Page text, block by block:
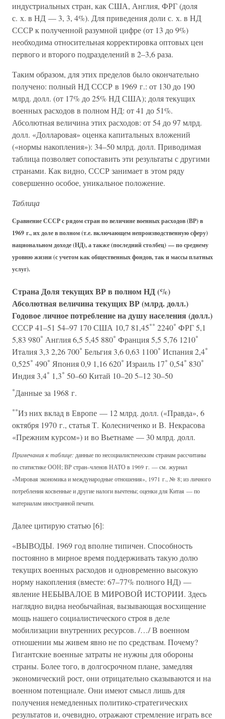
индустриальных стран, как США, Англия, ФРГ (доля
с. х. в НД — 3, 3, 4%). Для приведения доли с. х. в НД
СССР к полученной разумной цифре (от 13 до 9%)
необходима относительная корректировка оптовых цен
первого и второго подразделений в 2–3,6 раза.
Таким образом, для этих пределов было окончательно
получено: полный НД СССР в 1969 г.: от 130 до 190
млрд. долл. (от 17% до 25% НД США); доля текущих
военных расходов в полном НД: от 41 до 51%.
Абсолютная величина этих расходов: от 54 до 97 млрд.
долл. «Долларовая» оценка капитальных вложений
(«нормы накопления»): 34–50 млрд. долл. Приводимая
таблица позволяет сопоставить эти результаты с другими
странами. Как видно, СССР занимает в этом ряду
совершенно особое, уникальное положение.
Таблица
Сравнение СССР с рядом стран по величине военных расходов (ВР) в
1969 г., их доле в полном (т.е. включающем непроизводственную сферу)
национальном доходе (НД), а также (последний столбец) — по среднему
уровню жизни (с учетом как общественных фондов, так и массы платных
услуг).
СтранаДоля текущих ВР в полном НД (%)
Абсолютная величина текущих ВР (млрд. долл.)
Годовое личное потребление на душу населения (долл.)
СССР 41–51 54–97 170 США 10,7 81,45** 2240* ФРГ 5,1
5,83 980* Англия 6,5 5,45 880* Франция 5,5 5,76 1210*
Италия 3,3 2,26 700* Бельгия 3,6 0,63 1100* Испания 2,4*
0,525* 490* Япония 0,9 1,16 620* Израиль 17* 0,54* 830*
Индия 3,4* 1,3* 50–60 Китай 10–20 5–12 30–50
*Данные за 1968 г.
**Из них вклад в Европе — 12 млрд. долл. («Правда», 6
октября 1970 г., статья Т. Колесниченко и В. Некрасова
«Прежним курсом») и во Вьетнаме — 30 млрд. долл.
Примечания к таблице: данные по несоциалистическим странам рассчитаны
по статистике ООН; ВР стран–членов НАТО в 1969 г. — см. журнал
«Мировая экономика и международные отношения», 1971 г., № 8; из личного
потребления косвенные и другие налоги вычтены; оценки для Китая — по
материалам иностранной печати.
Далее цитирую статью [6]:
«ВЫВОДЫ. 1969 год вполне типичен. Способность
постоянно в мирное время поддерживать такую долю
текущих военных расходов и одновременно высокую
норму накопления (вместе: 67–77% полного НД) —
явление НЕБЫВАЛОЕ В МИРОВОЙ ИСТОРИИ. Здесь
наглядно видна необычайная, вызывающая восхищение
мощь нашего социалистического строя в деле
мобилизации внутренних ресурсов. /…/ В военном
отношении мы живем явно не по средствам. Почему?
Гигантские военные затраты не нужны для обороны
страны. Более того, в долгосрочном плане, замедляя
экономический рост, они отрицательно сказываются и на
военном потенциале. Они имеют смысл лишь для
получения немедленных политико-стратегических
результатов и, очевидно, отражают стремление играть все